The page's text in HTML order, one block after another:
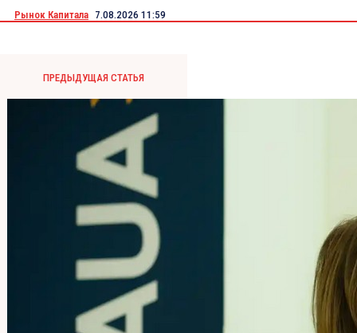
Рынок Капитала 7.08.2026 11:59
ПРЕДЫДУЩАЯ СТАТЬЯ